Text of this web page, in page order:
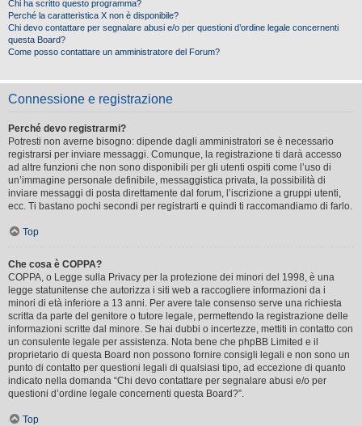
Chi ha scritto questo programma?
Perché la caratteristica X non è disponibile?
Chi devo contattare per segnalare abusi e/o per questioni d’ordine legale concernenti
questa Board?
Come posso contattare un amministratore del Forum?
Connessione e registrazione
Perché devo registrarmi?
Potresti non averne bisogno: dipende dagli amministratori se è necessario
registrarsi per inviare messaggi. Comunque, la registrazione ti darà accesso
ad altre funzioni che non sono disponibili per gli utenti ospiti come l’uso di
un’immagine personale definibile, messaggistica privata, la possibilità di
inviare messaggi di posta direttamente dal forum, l’iscrizione a gruppi utenti,
ecc. Ti bastano pochi secondi per registrarti e quindi ti raccomandiamo di farlo.
Top
Che cosa è COPPA?
COPPA, o Legge sulla Privacy per la protezione dei minori del 1998, è una
legge statunitense che autorizza i siti web a raccogliere informazioni da i
minori di età inferiore a 13 anni. Per avere tale consenso serve una richiesta
scritta da parte del genitore o tutore legale, permettendo la registrazione delle
informazioni scritte dal minore. Se hai dubbi o incertezze, mettiti in contatto con
un consulente legale per assistenza. Nota bene che phpBB Limited e il
proprietario di questa Board non possono fornire consigli legali e non sono un
punto di contatto per questioni legali di qualsiasi tipo, ad eccezione di quanto
indicato nella domanda “Chi devo contattare per segnalare abusi e/o per
questioni d’ordine legale concernenti questa Board?”.
Top